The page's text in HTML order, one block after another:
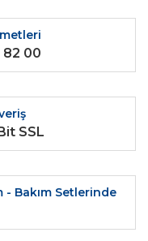
82 00
SSL
- Bakım Setlerinde